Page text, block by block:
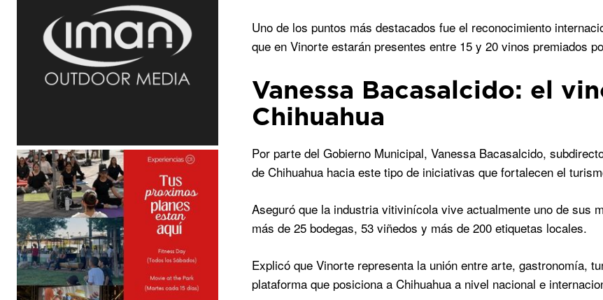
Uno de los puntos más destacados fue el reconocimiento
que en Vinorte estarán presentes entre 15 y 20 vinos premiados
Vanessa Bacasalcido: el
Chihuahua
Por parte del Gobierno Municipal, Vanessa Bacasalcido,
de Chihuahua hacia este tipo de iniciativas que fortalecen el
Aseguró que la industria vitivinícola vive actualmente uno de sus
más de 25 bodegas, 53 viñedos y más de 200 etiquetas locales.
Explicó que Vinorte representa la unión entre arte, gastronomía,
plataforma que posiciona a Chihuahua a nivel nacional e